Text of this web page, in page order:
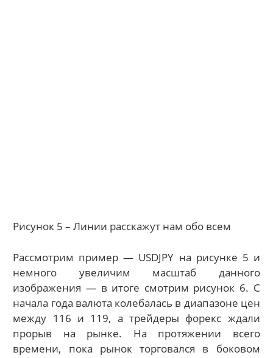
Рисунок 5 – Линии расскажут нам обо всем
Рассмотрим пример — USDJPY на рисунке 5 и
немного увеличим масштаб данного
изображения — в итоге смотрим рисунок 6. С
начала года валюта колебалась в диапазоне цен
между 116 и 119, а трейдеры форекс ждали
прорыв на рынке. На протяжении всего
времени, пока рынок торговался в боковом